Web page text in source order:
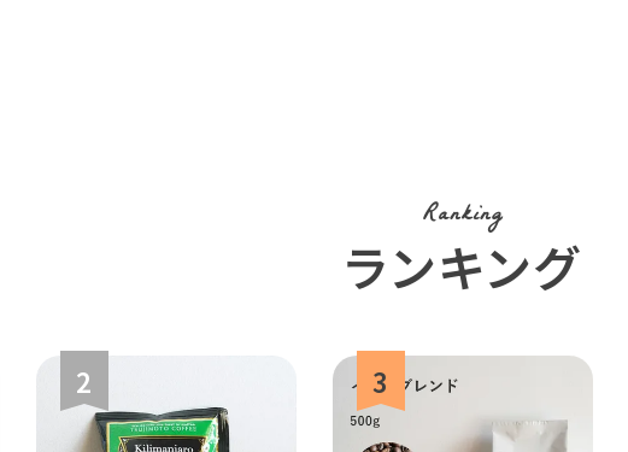
Ranking
ランキング